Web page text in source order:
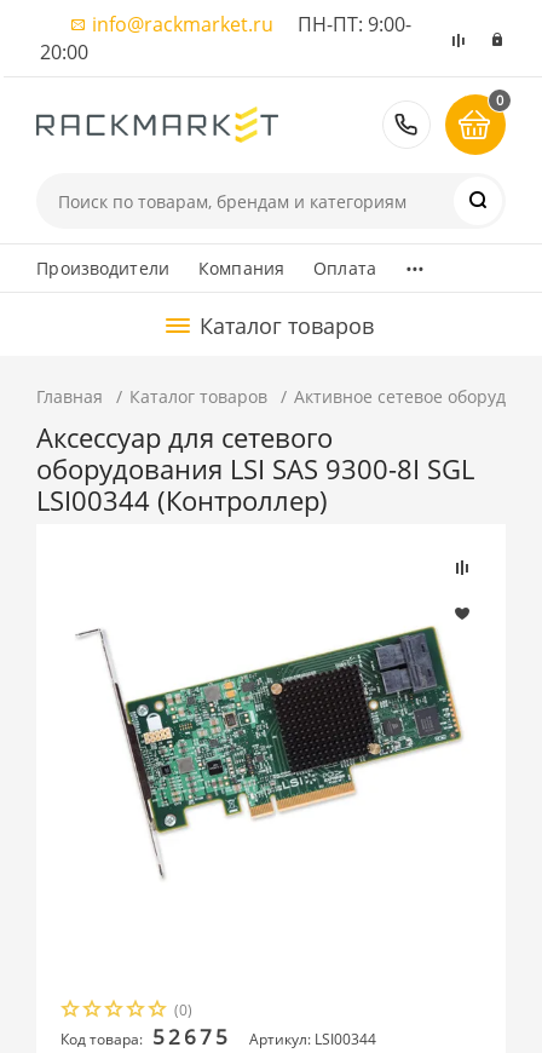
info@rackmarket.ru ПН-ПТ: 9:00-
20:00
8 (495)
0
Производители Компания Оплата ...
Каталог товаров
Главная Каталог товаров Активное сетевое
Аксессуар для сетевого
оборудования LSI SAS 9300-8I SGL
LSI00344 (Контроллер)
(0)
Код товара: 52675
Артикул: LSI00344